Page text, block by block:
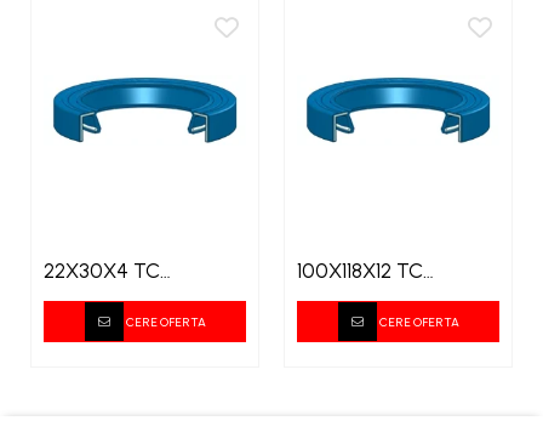
22X30X4 TC
CERE OFERTA
100X118X12 TC
CERE OFERTA